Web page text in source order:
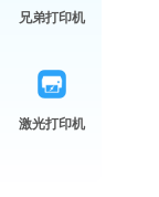
兄弟打印机
激光打印机